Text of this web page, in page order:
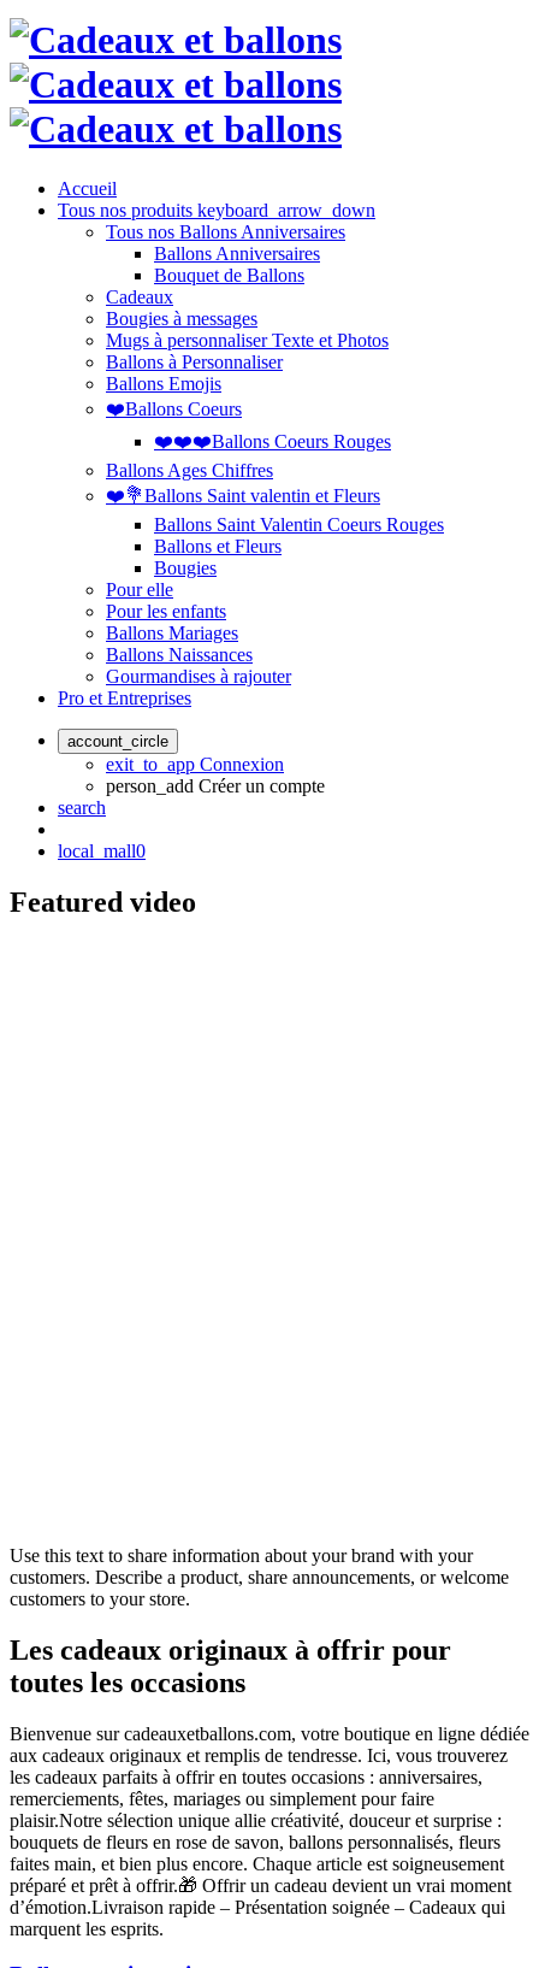
Accueil
Tous nos produits keyboard_arrow_down
Tous nos Ballons Anniversaires
Ballons Anniversaires
Bouquet de Ballons
Cadeaux
Bougies à messages
Mugs à personnaliser Texte et Photos
Ballons à Personnaliser
Ballons Emojis
❤️Ballons Coeurs
❤️❤️❤️Ballons Coeurs Rouges
Ballons Ages Chiffres
❤️💐Ballons Saint valentin et Fleurs
Ballons Saint Valentin Coeurs Rouges
Ballons et Fleurs
Bougies
Pour elle
Pour les enfants
Ballons Mariages
Ballons Naissances
Gourmandises à rajouter
Pro et Entreprises
account_circle
exit_to_app Connexion
person_add Créer un compte
search
local_mall0
Featured video
Use this text to share information about your brand with your
customers. Describe a product, share announcements, or welcome
customers to your store.
Les cadeaux originaux à offrir pour
toutes les occasions
Bienvenue sur cadeauxetballons.com, votre boutique en ligne dédiée
aux cadeaux originaux et remplis de tendresse. Ici, vous trouverez
les cadeaux parfaits à offrir en toutes occasions : anniversaires,
remerciements, fêtes, mariages ou simplement pour faire
plaisir.Notre sélection unique allie créativité, douceur et surprise :
bouquets de fleurs en rose de savon, ballons personnalisés, fleurs
faites main, et bien plus encore. Chaque article est soigneusement
préparé et prêt à offrir.🎁 Offrir un cadeau devient un vrai moment
d’émotion.Livraison rapide – Présentation soignée – Cadeaux qui
marquent les esprits.